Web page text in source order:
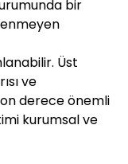
bir
Üst
ve
derece önemli
kurumsal ve